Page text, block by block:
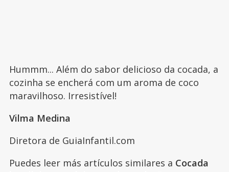
Hummm... Além do sabor delicioso da cocada, a
cozinha se encherá com um aroma de coco
maravilhoso. Irresistível!
Vilma Medina
Diretora de GuiaInfantil.com
Puedes leer más artículos similares a Cocada